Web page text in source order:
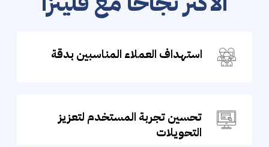
استهداف العملاء المناسبين بدقة
تحسين تجربة المستخدم لتعزيز
التحويلات